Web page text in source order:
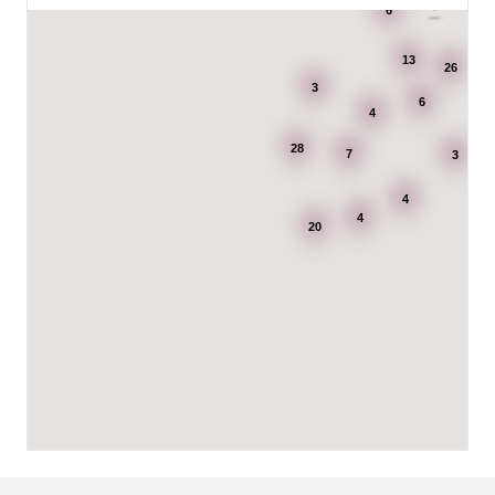
20
28
26
4
7
6
4
13
3
4
3
6